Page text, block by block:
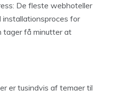
De fleste webhoteller
installationsproces for
tager få minutter at
er tusindvis af temaer til